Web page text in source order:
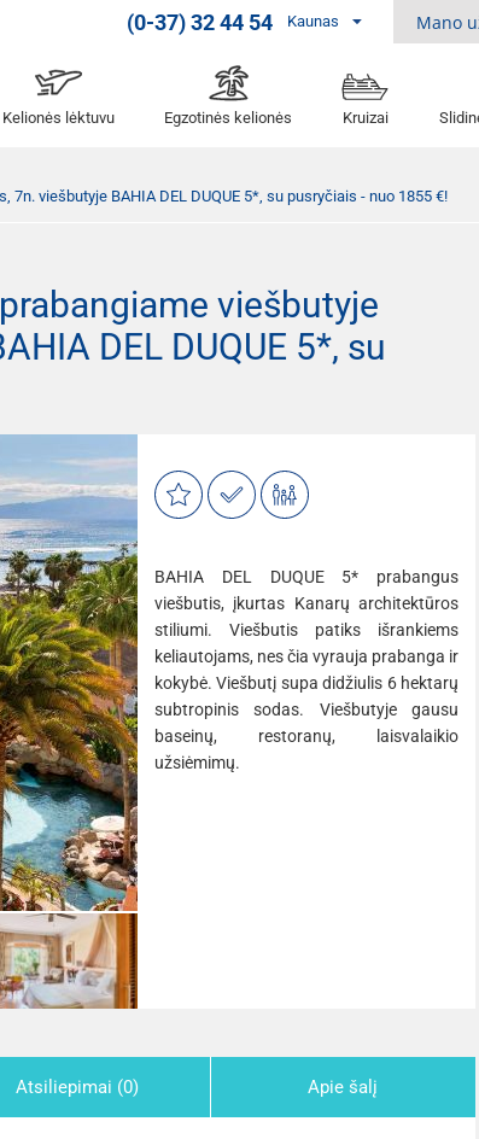
(0-37) 32 44 54 Kaunas Mano
Kelionės lėktuvu Egzotinės kelionės Kruizai
viešbutyje BAHIA DEL DUQUE 5*, su pusryčiais - nuo 1855 €!
viešbutyje
DEL DUQUE 5*, su
BAHIA DEL DUQUE 5* prabangus
viešbutis, įkurtas Kanarų architektūros
stiliumi. Viešbutis patiks išrankiems
keliautojams, nes čia vyrauja prabanga ir
kokybė. Viešbutį supa didžiulis 6 hektarų
subtropinis sodas. Viešbutyje gausu
baseinų, restoranų, laisvalaikio
užsiėmimų.
Atsiliepimai (0) Apie šalį